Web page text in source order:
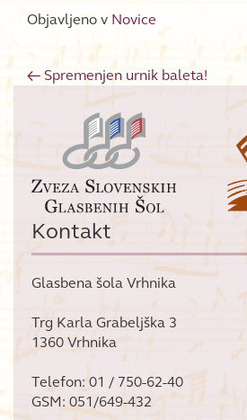
Objavljeno v Novice
Post navigation
← Spremenjen urnik baleta!
Kontakt
Glasbena šola Vrhnika
Trg Karla Grabeljška 3
1360 Vrhnika
Telefon: 01 / 750-62-40
GSM: 051/649-432